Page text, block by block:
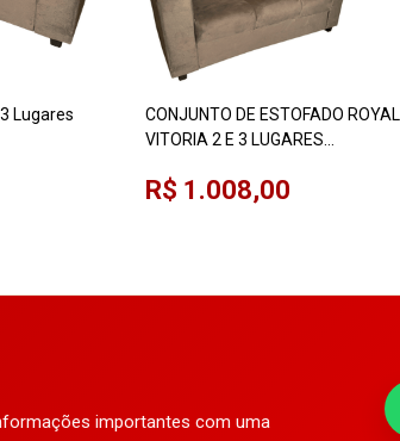
Lugares
CONJUNTO DE ESTOFADO ROYAL
VITORIA 2 E 3 LUGARES
R$ 1.008,00
importantes com uma